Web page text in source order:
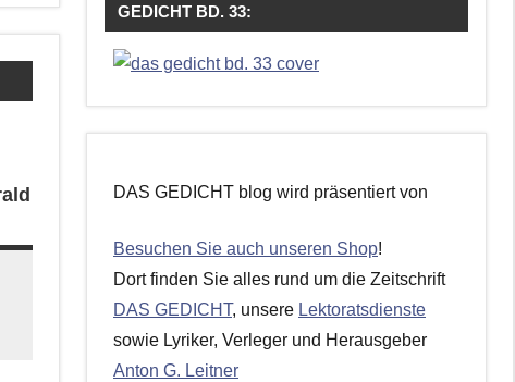
GEDICHT BD. 33:
DAS GEDICHT blog wird präsentiert von
Besuchen Sie auch unseren Shop!
Dort finden Sie alles rund um die Zeitschrift
DAS GEDICHT, unsere Lektoratsdienste
sowie Lyriker, Verleger und Herausgeber
Anton G. Leitner